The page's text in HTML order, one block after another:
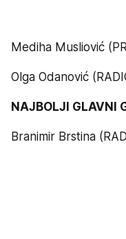
Mediha Musliović
Olga Odanović
NAJBOLJI GLAVNI
Branimir Brstina